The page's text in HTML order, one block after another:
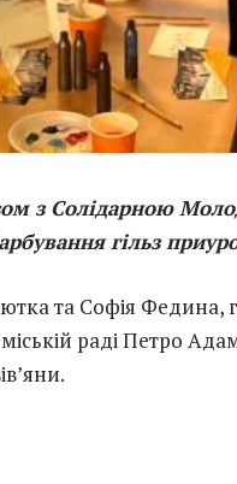
з Солідарною
гільз
та Софія Федина,
раді Петро